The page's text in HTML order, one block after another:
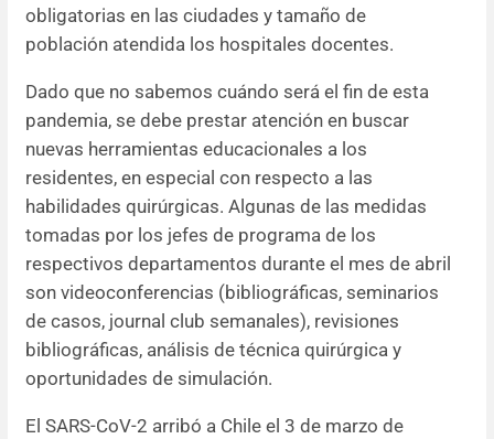
obligatorias en las ciudades y tamaño de
población atendida los hospitales docentes.
Dado que no sabemos cuándo será el fin de esta
pandemia, se debe prestar atención en buscar
nuevas herramientas educacionales a los
residentes, en especial con respecto a las
habilidades quirúrgicas. Algunas de las medidas
tomadas por los jefes de programa de los
respectivos departamentos durante el mes de abril
son videoconferencias (bibliográficas, seminarios
de casos, journal club semanales), revisiones
bibliográficas, análisis de técnica quirúrgica y
oportunidades de simulación.
El SARS-CoV-2 arribó a Chile el 3 de marzo de